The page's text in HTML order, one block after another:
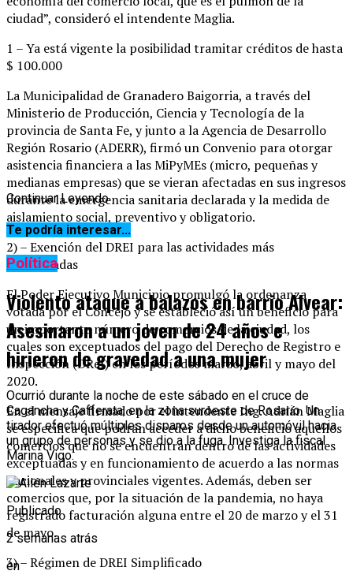
ciudad”, consideró el intendente Maglia.
1 – Ya está vigente la posibilidad tramitar créditos de hasta
$ 100.000
La Municipalidad de Granadero Baigorria, a través del
Ministerio de Producción, Ciencia y Tecnología de la
provincia de Santa Fe, y junto a la Agencia de Desarrollo
Región Rosario (ADERR), firmó un Convenio para otorgar
asistencia financiera a las MiPyMEs (micro, pequeñas y
medianas empresas) que se vieran afectadas en sus ingresos
durante la emergencia sanitaria declarada y la medida de
aislamiento social, preventivo y obligatorio.
2) – Exención del DREI para las actividades más
perjudicadas
El Poder Ejecutivo Municipio promulgó la ordenanza
votada por el Concejo y se estableció así un beneficio para
un importante número de comercios de la ciudad, los
cuales son exceptuados del pago del Derecho de Registro e
Inspección (DReI) en los períodos marzo, abril y mayo del
2020.
En el mensaje firmado por el intendente Ing. Adrián Maglia
se especifica que podrán acceder a dicho beneficio aquellos
comercios que no se encuentran dentro de las actividades
exceptuadas y en funcionamiento de acuerdo a las normas
nacionales y provinciales vigentes. Además, deben ser
comercios que, por la situación de la pandemia, no haya
registrado facturación alguna entre el 20 de marzo y el 31
de mayo.
3) – Régimen de DREI Simplificado
Continuar Leyendo
Te podría interesar...
Política
Violento ataque a balazos en barrio Alvear:
Asesinaron a un joven de 24 años e
hirieron de gravedad a una mujer
Ocurrió durante la noche de este sábado en el cruce de
Cagancha y Cafferata, en la zona suroeste de Rosario. Un
tirador efectuó múltiples disparos desde un automóvil hacia
un grupo de personas y se dio a la fuga. Investiga la fiscal
Marina Vigo.
Publicado
2 semanas atrás
en